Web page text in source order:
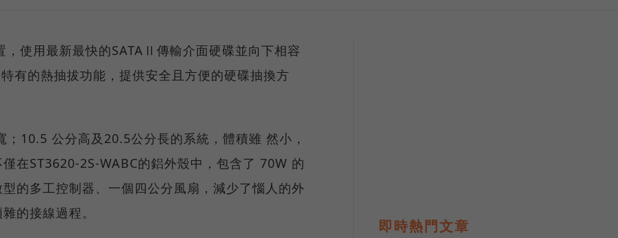
，使用最新最快的SATAⅡ傳輸介面硬碟並向下相容
有的熱抽拔功能，提供安全且方便的硬碟抽換方
10.5 公分高及20.5公分長的系統，體積雖 然小，
在ST3620-2S-WABC的鋁外殼中，包含了 70W 的
的多工控制器、一個四公分風扇，減少了惱人的外
的接線過程。
即時熱門文章